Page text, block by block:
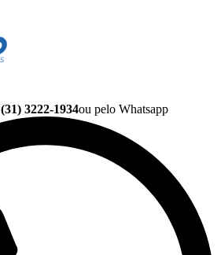
(31) 3222-1934ou pelo Whatsapp